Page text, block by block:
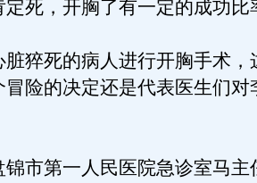
定死，开胸了有一定的成功比
脏猝死的病人进行开胸手术，
冒险的决定还是代表医生们对
第一人民医院急诊室马主